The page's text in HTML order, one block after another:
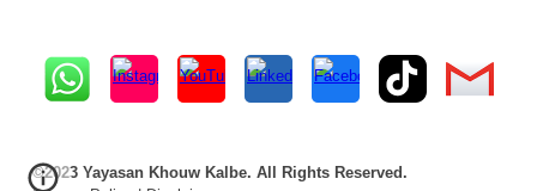
©2023 Yayasan Khouw Kalbe. All Rights Reserved.